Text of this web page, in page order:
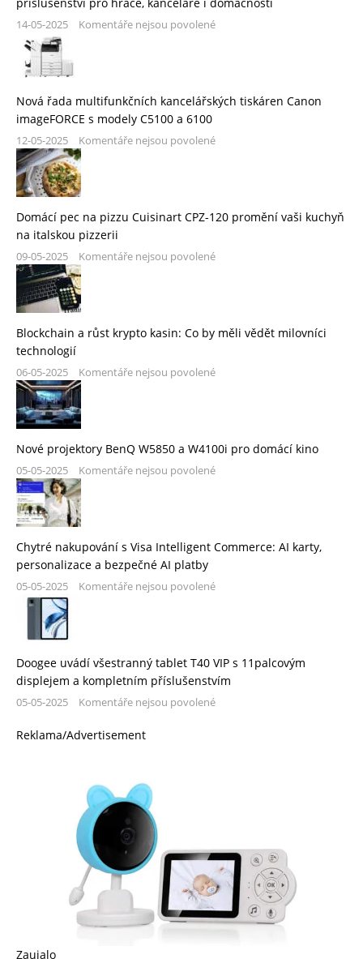
14-05-2025 Komentáře nejsou povolené
Nová řada multifunkčních kancelářských tiskáren Canon
imageFORCE s modely C5100 a 6100
12-05-2025 Komentáře nejsou povolené
Domácí pec na pizzu Cuisinart CPZ-120 promění vaši kuchyň
na italskou pizzerii
09-05-2025 Komentáře nejsou povolené
Blockchain a růst krypto kasin: Co by měli vědět milovníci
technologií
06-05-2025 Komentáře nejsou povolené
Nové projektory BenQ W5850 a W4100i pro domácí kino
05-05-2025 Komentáře nejsou povolené
Chytré nakupování s Visa Intelligent Commerce: AI karty,
personalizace a bezpečné AI platby
05-05-2025 Komentáře nejsou povolené
Doogee uvádí všestranný tablet T40 VIP s 11palcovým
displejem a kompletním příslušenstvím
05-05-2025 Komentáře nejsou povolené
Reklama/Advertisement
Zaujalo